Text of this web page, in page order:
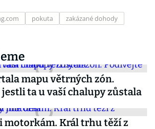
pokuta zakázané dohody
mapu větrných zón.
jestli ta u vaší chalupy zůstala
motorkám. Král trhu těží z